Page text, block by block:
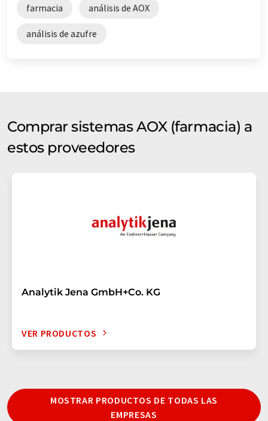
farmacia análisis de AOX
análisis de azufre
Comprar sistemas AOX (farmacia) a
estos proveedores
Analytik Jena GmbH+Co. KG
VER PRODUCTOS
MOSTRAR PRODUCTOS DE TODAS LAS
EMPRESAS